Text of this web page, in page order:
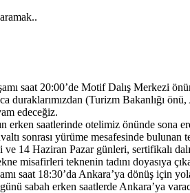
saat 20:00’de Motif Dalış Merkezi
duraklarımızdan (Turizm Bakanlığı
edeceğiz.
erken saatlerinde otelimiz önünde sona
sonrası yürüme mesafesinde bulunan
14 Haziran Pazar günleri, sertifikalı
misafirleri teknenin tadını doyasıya
saat 18:30’da Ankara’ya dönüş için
sabah erken saatlerde Ankara’ya